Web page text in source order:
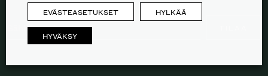
EVÄSTEASETUKSET HYLKÄÄ
HYVÄKSY